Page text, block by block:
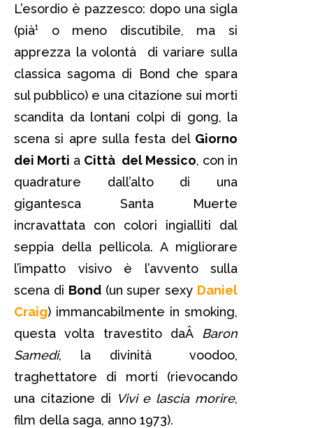
L’esordio è pazzesco: dopo una sigla
(pià¹ o meno discutibile, ma si
apprezza la volontà di variare sulla
classica sagoma di Bond che spara
sul pubblico) e una citazione sui morti
scandita da lontani colpi di gong, la
scena si apre sulla festa del Giorno
dei Morti a Città del Messico, con in
quadrature dall’alto di una
gigantesca Santa Muerte
incravattata con colori ingialliti dal
seppia della pellicola. A migliorare
l’impatto visivo è l’avvento sulla
scena di Bond(un super sexy Daniel
Craig) immancabilmente in smoking,
questa volta travestito daÂ Baron
Samedi, la divinità voodoo,
traghettatore di morti (rievocando
una citazione di Vivi e lascia morire,
film della saga, anno 1973).